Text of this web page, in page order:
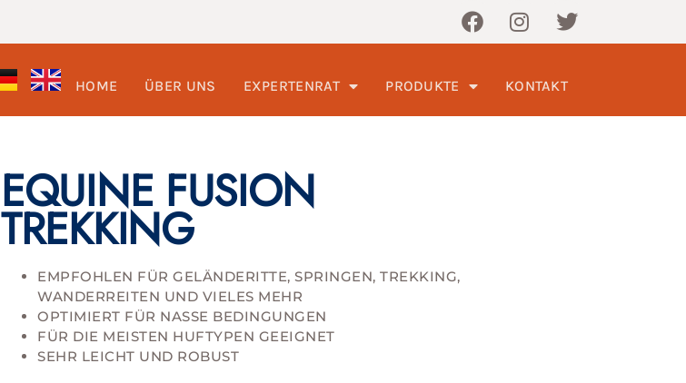
HOME ÜBER UNS EXPERTENRAT PRODUKTE KONTAKT
EQUINE FUSION
TREKKING
EMPFOHLEN FÜR GELÄNDERITTE, SPRINGEN, TREKKING,
WANDERREITEN UND VIELES MEHR
OPTIMIERT FÜR NASSE BEDINGUNGEN
FÜR DIE MEISTEN HUFTYPEN GEEIGNET
SEHR LEICHT UND ROBUST